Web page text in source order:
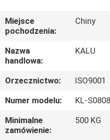
O
NAS
WYCIECZKA
PO
FABRYCE
Miejsce
pochodzenia:
Chiny
Nazwa
handlowa:
KALU
Orzecznictwo:
ISO9001
Numer modelu:
KL-S0808
Minimalne
zamówienie:
500 KG